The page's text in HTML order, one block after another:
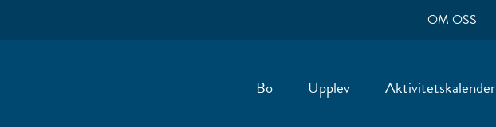
OM OSS
Bo Upplev Aktivitetskalender